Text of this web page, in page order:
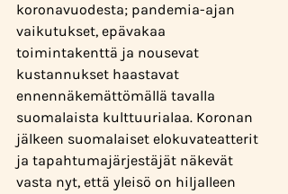
koronavuodesta; pandemia-ajan
vaikutukset, epävakaa
toimintakenttä ja nousevat
kustannukset haastavat
ennennäkemättömällä tavalla
suomalaista kulttuurialaa. Koronan
jälkeen suomalaiset elokuvateatterit
ja tapahtumajärjestäjät näkevät
vasta nyt, että yleisö on hiljalleen